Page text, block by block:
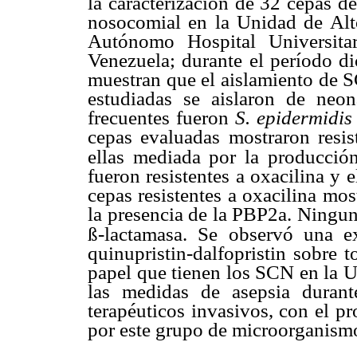
nosocomial en la Unidad de
Autónomo Hospital
Venezuela; durante el período
muestran que el aislamiento de
estudiadas se aislaron de
frecuentes fueronS.
cepas evaluadas mostraron
ellas mediada por la
fueron resistentes a oxacilina y
cepas resistentes a oxacilina
la presencia de la PBP2a.
ß-lactamasa. Se observó una
quinupristin-dalfopristin sobre
papel que tienen los SCN en la
las medidas de asepsia
terapéuticos invasivos, con el
por este grupo de